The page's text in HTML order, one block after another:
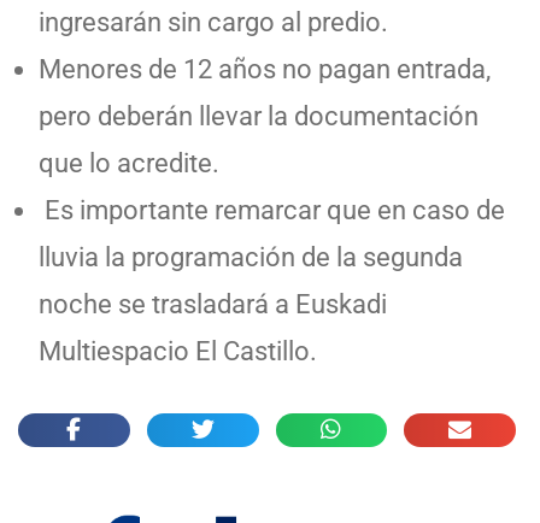
ingresarán sin cargo al predio.
Menores de 12 años no pagan entrada,
pero deberán llevar la documentación
que lo acredite.
Es importante remarcar que en caso de
lluvia la programación de la segunda
noche se trasladará a Euskadi
Multiespacio El Castillo.